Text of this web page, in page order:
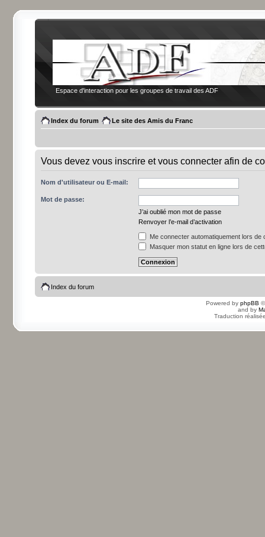
Espace d'interaction pour les groupes de travail des ADF
Index du forum Le site des Amis du Franc
Vous devez vous inscrire et vous connecter afin de
Nom d'utilisateur ou E-mail:
Mot de passe:
J’ai oublié mon mot de passe
Renvoyer l’e-mail d’activation
Me connecter automatiquement lors de
Masquer mon statut en ligne lors de
Index du forum
Powered by phpBB
and by
Traduction